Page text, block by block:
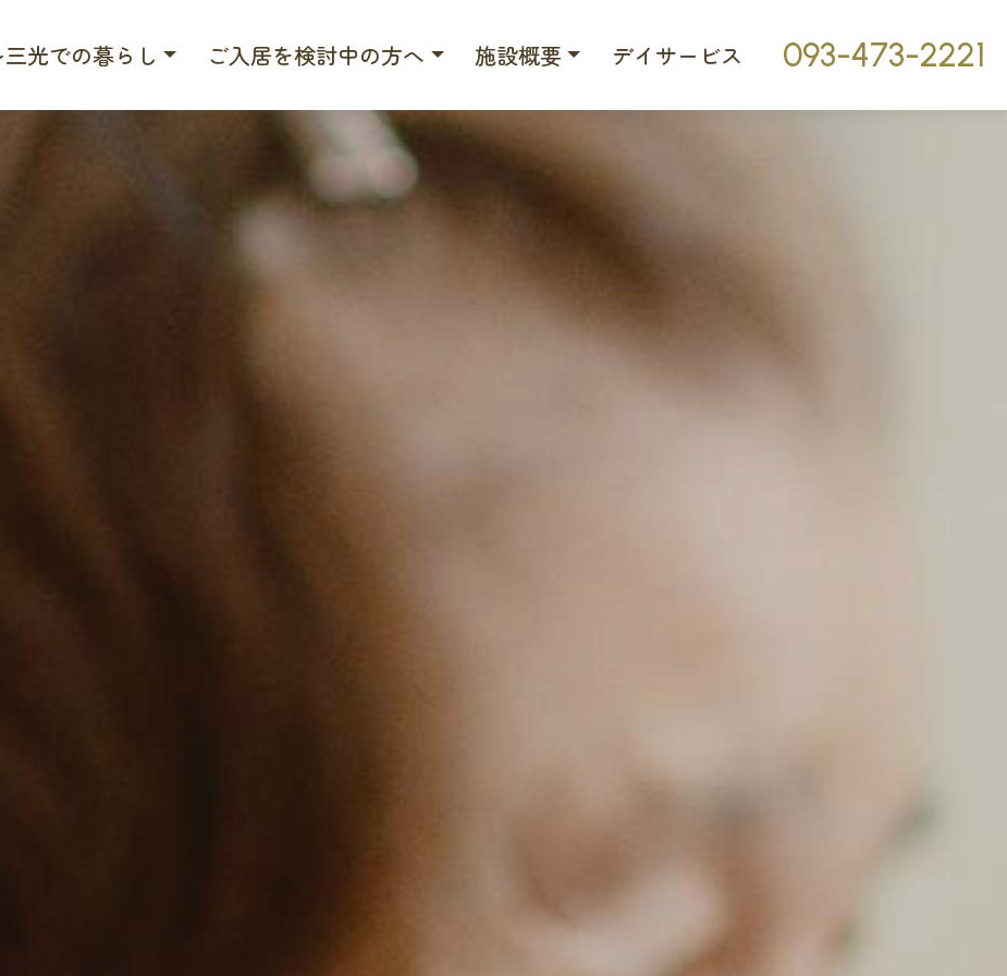
光での暮らし ご入居を検討中の方へ 施設概要 デイサービス 093-473-2221